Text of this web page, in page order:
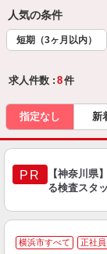
人気の条件
短期（3ヶ月以内）
求人件数 : 8件
指定なし 新
PR
【神奈川県
る検査スタ
横浜市すべて 正社員